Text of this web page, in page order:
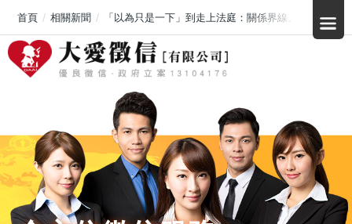
首頁 相關新聞 「以為只是一下」到走上法庭：關係界線、同意與蒐